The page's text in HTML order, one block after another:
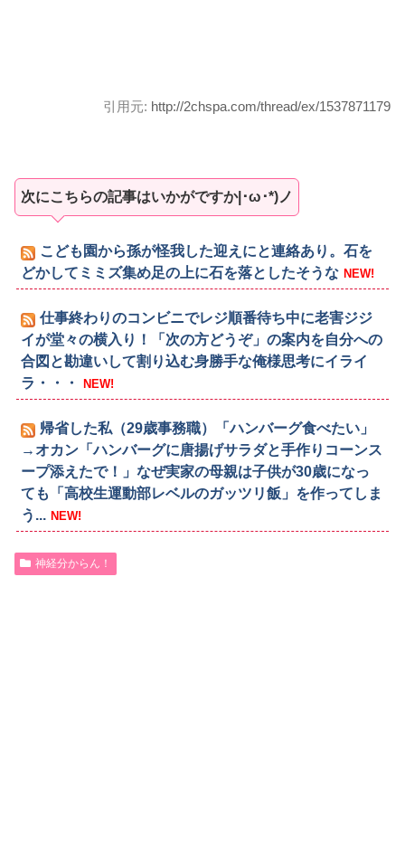
引用元: http://2chspa.com/thread/ex/1537871179
次にこちらの記事はいかがですか|･ω･*)ノ
こども園から孫が怪我した迎えにと連絡あり。石を
どかしてミミズ集め足の上に石を落としたそうな NEW!
仕事終わりのコンビニでレジ順番待ち中に老害ジジ
イが堂々の横入り！「次の方どうぞ」の案内を自分への
合図と勘違いして割り込む身勝手な俺様思考にイライ
ラ・・・
NEW!
帰省した私（29歳事務職）「ハンバーグ食べたい」
→オカン「ハンバーグに唐揚げサラダと手作りコーンス
ープ添えたで！」なぜ実家の母親は子供が30歳になっ
ても「高校生運動部レベルのガッツリ飯」を作ってしま
う... NEW!
神経分からん！